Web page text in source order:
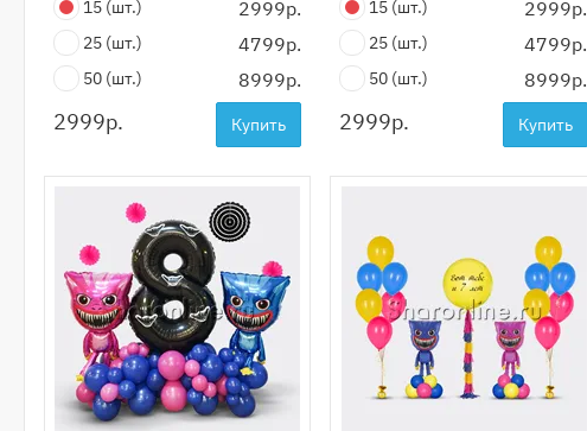
15 (шт.) 2999р.
25 (шт.) 4799р.
50 (шт.) 8999р.
2999р. Купить
15 (шт.) 2999р.
25 (шт.) 4799р.
50 (шт.) 8999р.
2999р. Купить